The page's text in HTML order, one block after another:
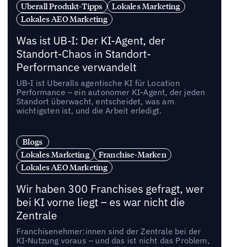
Uberall Produkt-Tipps
Lokales Marketing
Lokales AEO Marketing
Was ist UB-I: Der KI-Agent, der
Standort-Chaos in Standort-
Performance verwandelt
UB-I ist Uberalls agentische KI für Location
Performance – ein autonomer KI-Agent, der jeden
Standort überwacht, entscheidet, was am
wichtigsten ist, und die Arbeit erledigt.
Blogs
Lokales Marketing
Franchise-Marken
Lokales AEO Marketing
Wir haben 300 Franchises gefragt, wer
bei KI vorne liegt – es war nicht die
Zentrale
Franchisenehmer:innen sind der Zentrale bei der
KI-Nutzung voraus – und das ist nicht das Problem,